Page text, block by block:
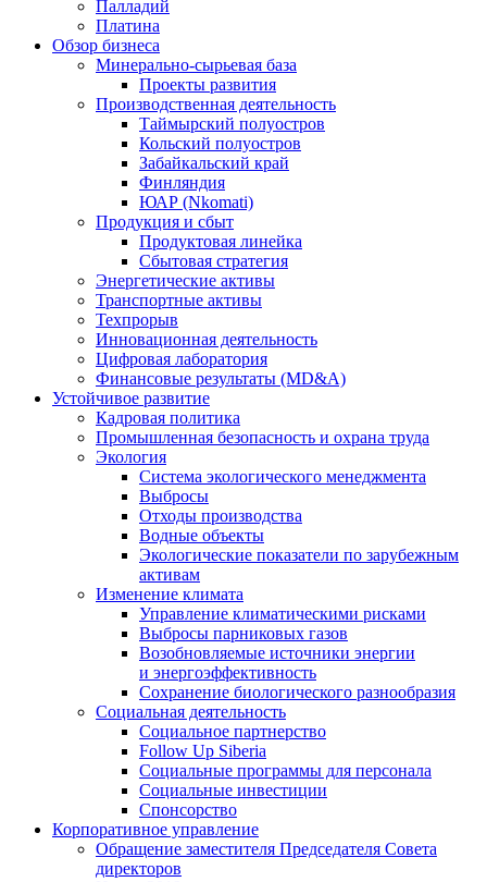
Палладий
Платина
Обзор бизнеса
Минерально-сырьевая база
Проекты развития
Производственная деятельность
Таймырский полуостров
Кольский полуостров
Забайкальский край
Финляндия
ЮАР (Nkomati)
Продукция и сбыт
Продуктовая линейка
Сбытовая стратегия
Энергетические активы
Транспортные активы
Техпрорыв
Инновационная деятельность
Цифровая лаборатория
Финансовые результаты (MD&A)
Устойчивое развитие
Кадровая политика
Промышленная безопасность и охрана труда
Экология
Система экологического менеджмента
Выбросы
Отходы производства
Водные объекты
Экологические показатели по зарубежным
активам
Изменение климата
Управление климатическими рисками
Выбросы парниковых газов
Возобновляемые источники энергии
и энергоэффективность
Сохранение биологического разнообразия
Социальная деятельность
Социальное партнерство
Follow Up Siberia
Социальные программы для персонала
Социальные инвестиции
Спонсорство
Корпоративное управление
Обращение заместителя Председателя Совета
директоров